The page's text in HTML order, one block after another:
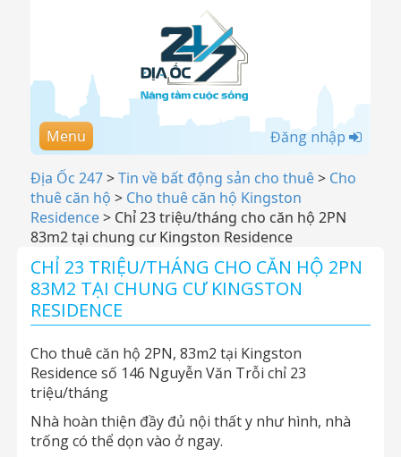
Menu Đăng nhập
Địa Ốc 247>Tin về bất động sản cho thuê> Cho
thuê căn hộ > Cho thuê căn hộ Kingston
Residence> Chỉ 23 triệu/tháng cho căn hộ 2PN
83m2 tại chung cư Kingston Residence
CHỈ 23 TRIỆU/THÁNG CHO CĂN HỘ 2PN
83M2 TẠI CHUNG CƯ KINGSTON
RESIDENCE
Cho thuê căn hộ 2PN, 83m2 tại Kingston
Residence số 146 Nguyễn Văn Trỗi chỉ 23
triệu/tháng
Nhà hoàn thiện đầy đủ nội thất y như hình, nhà
trống có thể dọn vào ở ngay.